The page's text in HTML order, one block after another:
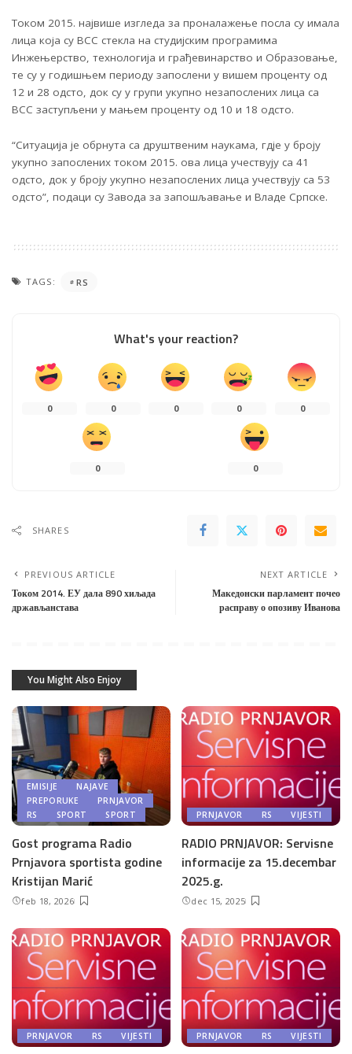
Током 2015. највише изгледа за проналажење посла су имала
лица која су ВСС стекла на студијским програмима
Инжењерство, технологија и грађевинарство и Образовање,
те су у годишњем периоду запослени у вишем проценту од
12 и 28 одсто, док су у групи укупно незапослених лица са
ВСС заступљени у мањем проценту од 10 и 18 одсто.
“Ситуација је обрнута са друштвеним наукама, гдје у броју
укупно запослених током 2015. ова лица учествују са 41
одсто, док у броју укупно незапослених лица учествују са 53
одсто”, подаци су Завода за запошљавање и Владе Српске.
TAGS: RS
What's your reaction?
0 0 0 0 0
0 0
SHARES
PREVIOUS ARTICLE
Током 2014. ЕУ дала 890 хиљада
држављанстава
NEXT ARTICLE
Македонски парламент почео
расправу о опозиву Иванова
You Might Also Enjoy
EMISIJE
NAJAVE
PREPORUKE
PRNJAVOR
RS
SPORT SPORT
Gost programa Radio
Prnjavora sportista godine
Kristijan Marić
feb 18, 2026
PRNJAVOR RS VIJESTI
RADIO PRNJAVOR: Servisne
informacije za 15.decembar
2025.g.
dec 15, 2025
PRNJAVOR RS VIJESTI PRNJAVOR RS VIJESTI